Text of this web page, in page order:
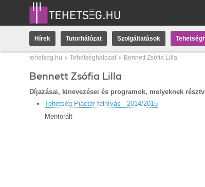
Hírek Tutorhálózat Szolgáltatások
tehetseg.hu Tehetséghálózat Bennett Zsófia Lilla
Bennett Zsófia Lilla
Díjazásai, kinevezései és programok, melyeknek
Tehetség Piactér felhívás - 2014/2015
Mentorált